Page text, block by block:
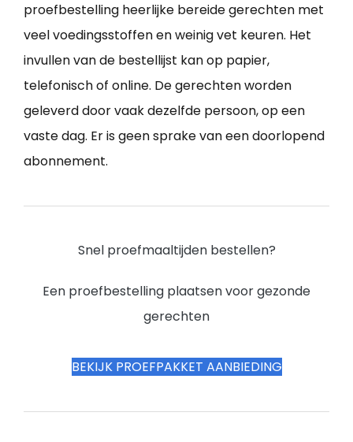
proefbestelling heerlijke bereide gerechten met
veel voedingsstoffen en weinig vet keuren. Het
invullen van de bestellijst kan op papier,
telefonisch of online. De gerechten worden
geleverd door vaak dezelfde persoon, op een
vaste dag. Er is geen sprake van een doorlopend
abonnement.
Snel proefmaaltijden bestellen?
Een proefbestelling plaatsen voor gezonde
gerechten
BEKIJK PROEFPAKKET AANBIEDING